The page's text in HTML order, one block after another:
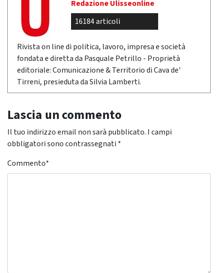
Redazione Ulisseonline
16184 articoli
Rivista on line di politica, lavoro, impresa e società
fondata e diretta da Pasquale Petrillo - Proprietà
editoriale: Comunicazione & Territorio di Cava de'
Tirreni, presieduta da Silvia Lamberti.
Lascia un commento
Il tuo indirizzo email non sarà pubblicato. I campi
obbligatori sono contrassegnati *
Commento*